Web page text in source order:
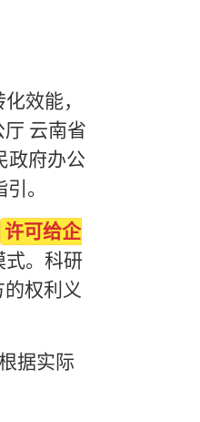
效能，
厅 云南省
政府办公
。
许可给企
式。科研
权利义
据实际